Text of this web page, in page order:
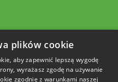
plików cookie
aby zapewnić lepszą wygodę
wyrażasz zgodę na używanie
zgodnie z warunkami naszej